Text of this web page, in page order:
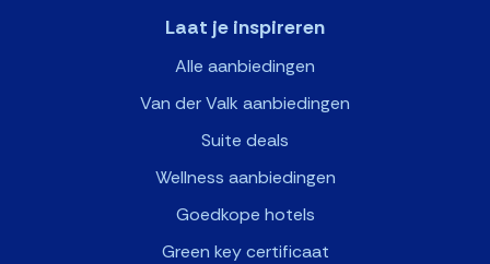
Laat je inspireren
Alle aanbiedingen
Van der Valk aanbiedingen
Suite deals
Wellness aanbiedingen
Goedkope hotels
Green key certificaat